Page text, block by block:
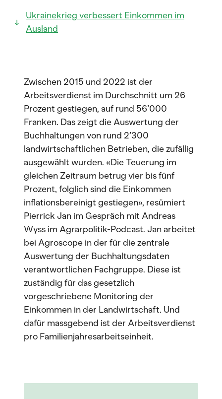
Ukrainekrieg verbessert Einkommen im
Ausland
Zwischen 2015 und 2022 ist der
Arbeitsverdienst im Durchschnitt um 26
Prozent gestiegen, auf rund 56’000
Franken. Das zeigt die Auswertung der
Buchhaltungen von rund 2’300
landwirtschaftlichen Betrieben, die zufällig
ausgewählt wurden. «Die Teuerung im
gleichen Zeitraum betrug vier bis fünf
Prozent, folglich sind die Einkommen
inflationsbereinigt gestiegen», resümiert
Pierrick Jan im Gespräch mit Andreas
Wyss im Agrarpolitik-Podcast. Jan arbeitet
bei Agroscope in der für die zentrale
Auswertung der Buchhaltungsdaten
verantwortlichen Fachgruppe. Diese ist
zuständig für das gesetzlich
vorgeschriebene Monitoring der
Einkommen in der Landwirtschaft. Und
dafür massgebend ist der Arbeitsverdienst
pro Familienjahresarbeitseinheit.